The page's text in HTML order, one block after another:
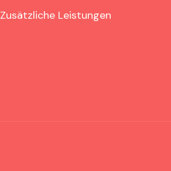
Zusätzliche Leistungen